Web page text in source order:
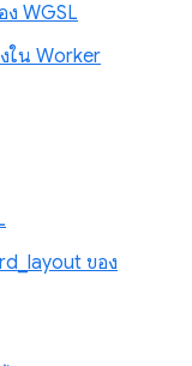
WGSL
ใน Worker
ของ